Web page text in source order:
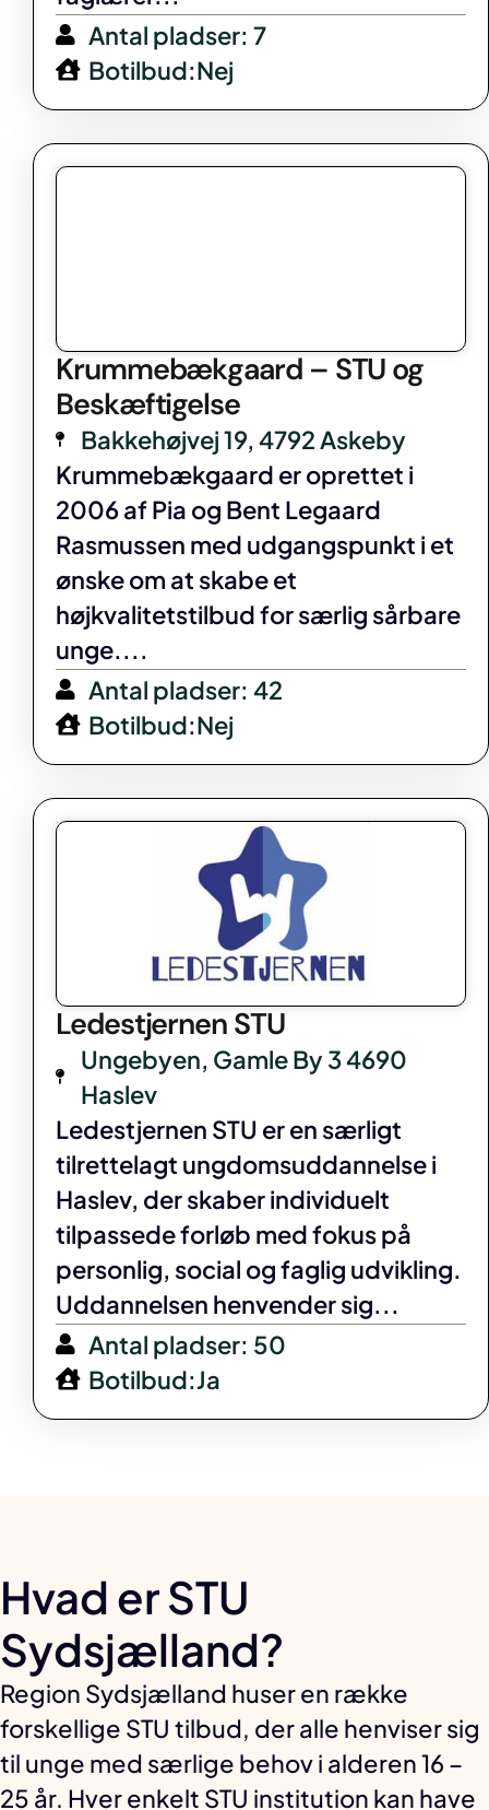
Antal pladser: 7
Botilbud:Nej
Krummebækgaard – STU og
Beskæftigelse
Bakkehøjvej 19, 4792 Askeby
Krummebækgaard er oprettet i
2006 af Pia og Bent Legaard
Rasmussen med udgangspunkt i et
ønske om at skabe et
højkvalitetstilbud for særlig sårbare
unge....
Antal pladser: 42
Botilbud:Nej
Ledestjernen STU
Ungebyen, Gamle By 3 4690
Haslev
Ledestjernen STU er en særligt
tilrettelagt ungdomsuddannelse i
Haslev, der skaber individuelt
tilpassede forløb med fokus på
personlig, social og faglig udvikling.
Uddannelsen henvender sig...
Antal pladser: 50
Botilbud:Ja
Hvad er STU
Sydsjælland?
Region Sydsjælland huser en række
forskellige STU tilbud, der alle henviser sig
til unge med særlige behov i alderen 16 –
25 år. Hver enkelt STU institution kan have